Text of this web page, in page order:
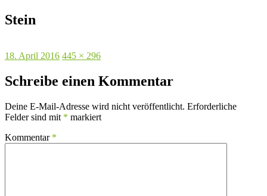
Stein
Veröffentlicht
18. April 2016 Originalgröße
445 × 296
Schreibe einen Kommentar
Deine E-Mail-Adresse wird nicht veröffentlicht. Erforderliche
Felder sind mit * markiert
Kommentar *